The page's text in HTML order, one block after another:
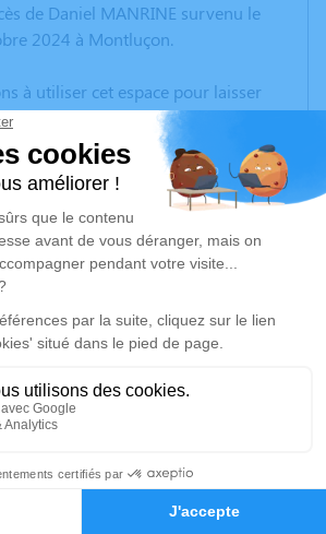
Hommages
de Daniel MANRINE survenu le
2024 à Montluçon.
à utiliser cet espace pour laisser
partager des photos souvenirs, une
vos pensées à travers des
Cet endroit est un lieu
à honorer la mémoire de Daniel
d’arbre hommage est
Je rends hommage
Marie d'Huriel